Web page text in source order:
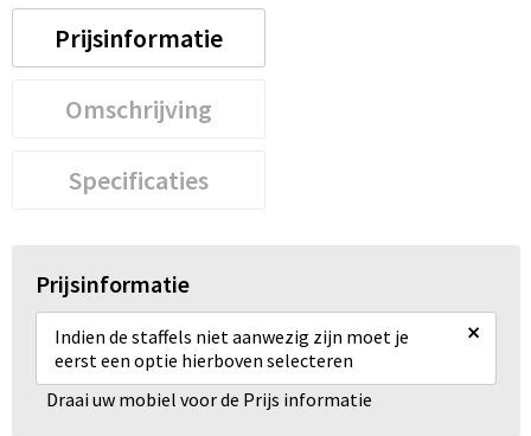
Prijsinformatie
Omschrijving
Specificaties
Prijsinformatie
Indien de staffels niet aanwezig zijn moet je
eerst een optie hierboven selecteren
×
Draai uw mobiel voor de Prijs informatie